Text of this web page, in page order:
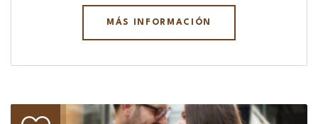
MÁS INFORMACIÓN